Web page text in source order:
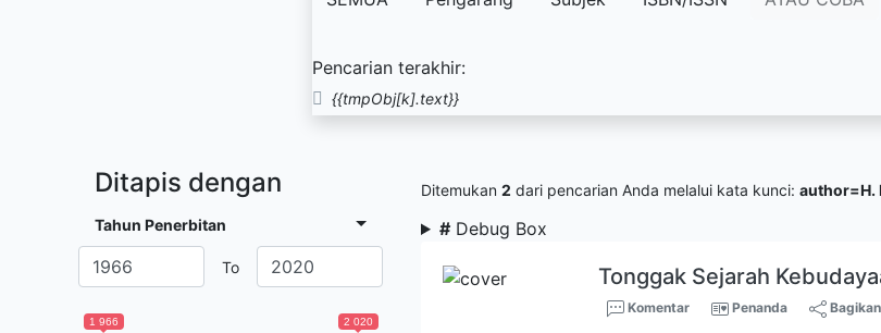
Pencarian terakhir:
{{tmpObj[k].text}}
Ditapis dengan
Tahun Penerbitan
To
1 966 2 020
Ditemukan 2 dari pencarian Anda melalui kata kunci: author=H.
# Debug Box
Tonggak Sejarah
Komentar Penanda Bagikan